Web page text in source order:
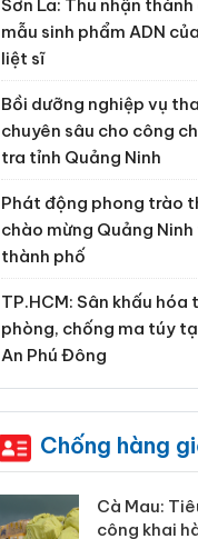
Sơn La: Thu nhận
mẫu sinh phẩm ADN
liệt sĩ
Bồi dưỡng nghiệp vụ
chuyên sâu cho công
tra tỉnh Quảng Ninh
Phát động phong trào
chào mừng Quảng
thành phố
TP.HCM: Sân khấu hóa
phòng, chống ma túy
An Phú Đông
Chống hàng
Khẩn
minh, xử lý